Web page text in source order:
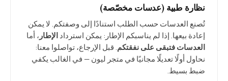
نظارة طبية (عدسات مخصّصة)
تُصنع العدسات حسب الطلب استنادًا إلى وصفتكم. لا يمكن
إعادة بيعها. إذا لم يناسبكم الإطار: يمكن استرداد الإطار ، أما
العدسات فتبقى على نفقتكم. قبل الإرجاع، تواصلوا معنا:
نحاول أولًا تعديلًا مجانيًا في متجر ليون — في الغالب يكفي
ضبط بسيط.